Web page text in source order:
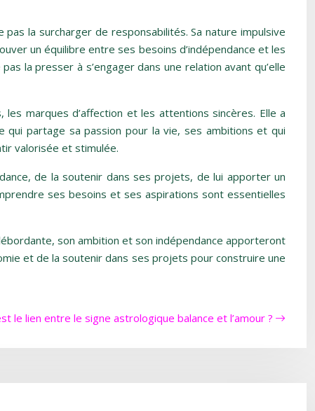
la surcharger de responsabilités. Sa nature impulsive
un équilibre entre ses besoins d’indépendance et les
la presser à s’engager dans une relation avant qu’elle
marques d’affection et les attentions sincères. Elle a
qui partage sa passion pour la vie, ses ambitions et qui
valorisée et stimulée.
de la soutenir dans ses projets, de lui apporter un
ses besoins et ses aspirations sont essentielles
son ambition et son indépendance apporteront
et de la soutenir dans ses projets pour construire une
le lien entre le signe astrologique balance et l’amour ?